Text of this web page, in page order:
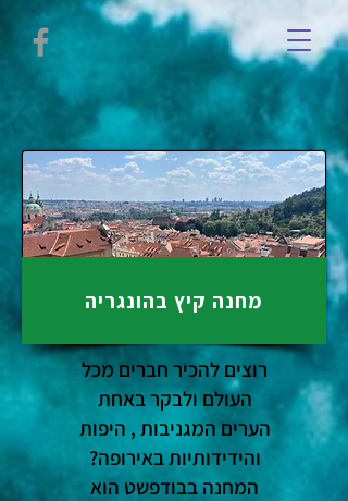
מחנה קיץ בהונגריה
רוצים להכיר חברים מכל
העולם ולבקר באחת
הערים המגניבות , היפות
והידידותיות באירופה?
המחנה בבודפשט הוא